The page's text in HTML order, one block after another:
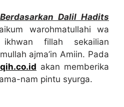
Dalil Hadits
warohmatullahi wa
fillah sekailian
ajma’in Amiin. Pada
akan memberika
nam pintu syurga.